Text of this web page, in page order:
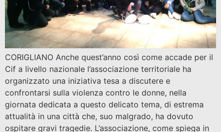
CORIGLIANO Anche quest’anno così come accade per il
Cif a livello nazionale l’associazione territoriale ha
organizzato una iniziativa tesa a discutere e
confrontarsi sulla violenza contro le donne, nella
giornata dedicata a questo delicato tema, di estrema
attualità in una città che, suo malgrado, ha dovuto
ospitare gravi tragedie. L’associazione, come spiega in